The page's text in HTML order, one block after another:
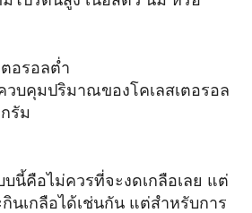
อรอลต่ำ
วบคุมปริมาณของโคเลสเตอรอล
รัม
นี้คือไม่ควรที่จะงดเกลือเลย แต่
เกลือได้เช่นกัน แต่สำหรับการ